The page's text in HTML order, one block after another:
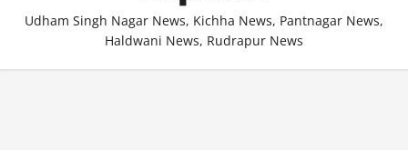
Udham Singh Nagar News, Kichha News, Pantnagar News,
Haldwani News, Rudrapur News